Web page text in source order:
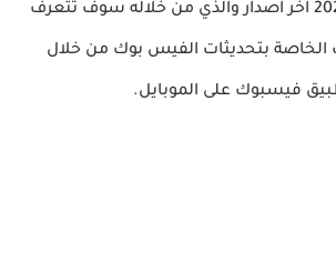
تحديث فيسبوك 2024 اخر اصدار والذي من خلاله سوف تتعرف
الخاصة بتحديثات الفيس بوك من خلال
فيسبوك على الموبايل.